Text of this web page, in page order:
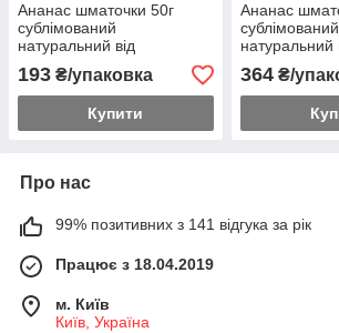
Ананас шматочки 50г
сублімований
натуральний від
українського виробника
193 ₴/упаковка
Купити
Ананас
сублімований
натуральний
українського
364₴/
Про нас
99% позитивних з 141 відгука за рік
Працює з 18.04.2019
м. Київ
Київ, Україна